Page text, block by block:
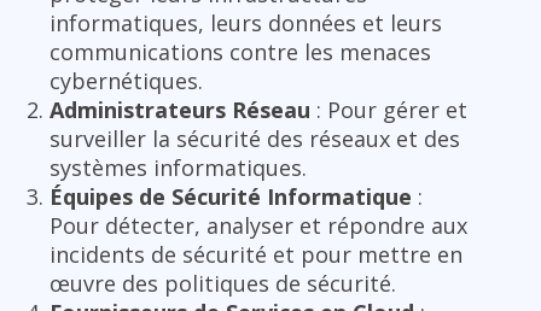
informatiques, leurs données et leurs
communications contre les menaces
cybernétiques.
Administrateurs Réseau : Pour gérer et
surveiller la sécurité des réseaux et des
systèmes informatiques.
Équipes de Sécurité Informatique :
Pour détecter, analyser et répondre aux
incidents de sécurité et pour mettre en
œuvre des politiques de sécurité.